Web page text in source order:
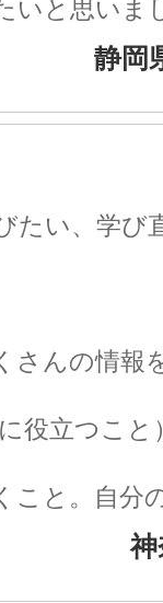
いと思いま
静岡
たい、学び
さんの情報
役立つこと
こと。自分